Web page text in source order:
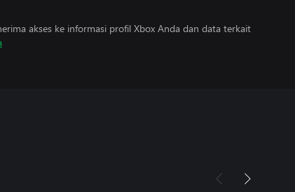
akses ke informasi profil Xbox Anda dan data terkait